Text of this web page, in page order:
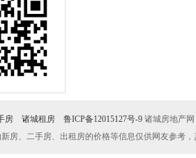
房 诸城租房 鲁ICP备12015127号-9诸城房地产网
房、二手房、出租房的价格等信息仅供网友参考，